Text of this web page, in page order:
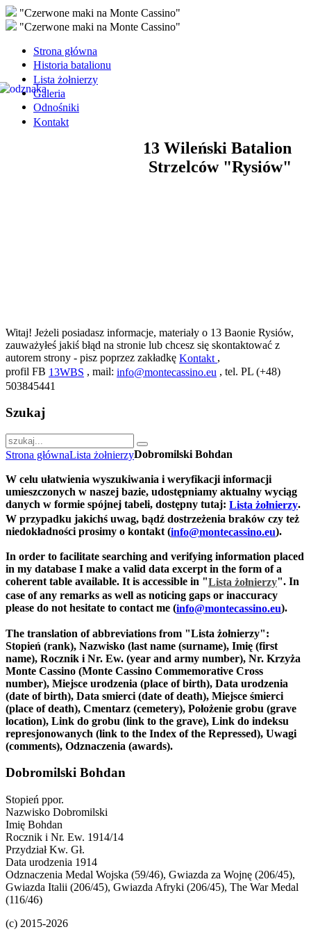
"Czerwone maki na Monte Cassino"
"Czerwone maki na Monte Cassino"
Strona główna
Historia batalionu
Lista żołnierzy
Galeria
Odnośniki
Kontakt
13 Wileński Batalion
Strzelców "Rysiów"
Witaj! Jeżeli posiadasz informacje, materiały o 13 Baonie Rysiów,
zauważyłeś jakiś błąd na stronie lub chcesz się skontaktować z
autorem strony - pisz poprzez zakładkę Kontakt ,
profil FB 13WBS , mail: info@montecassino.eu , tel. PL (+48)
503845441
Szukaj
Strona głównaLista żołnierzyDobromilski Bohdan
W celu ułatwienia wyszukiwania i weryfikacji informacji
umieszczonych w naszej bazie, udostępniamy aktualny wyciąg
danych w formie spójnej tabeli, dostępny tutaj: Lista żołnierzy.
W przypadku jakichś uwag, bądź dostrzeżenia braków czy też
niedokładności prosimy o kontakt (info@montecassino.eu).
In order to facilitate searching and verifying information placed
in my database I make a valid data excerpt in the form of a
coherent table available. It is accessible in "Lista żołnierzy". In
case of any remarks as well as noticing gaps or inaccuracy
please do not hesitate to contact me (info@montecassino.eu).
The translation of abbreviations from "Lista żołnierzy":
Stopień (rank), Nazwisko (last name (surname), Imię (first
name), Rocznik i Nr. Ew. (year and army number), Nr. Krzyża
Monte Cassino (Monte Cassino Commemorative Cross
number), Miejsce urodzenia (place of birth), Data urodzenia
(date of birth), Data smierci (date of death), Miejsce śmierci
(place of death), Cmentarz (cemetery), Położenie grobu (grave
location), Link do grobu (link to the grave), Link do indeksu
represjonowanych (link to the Index of the Repressed), Uwagi
(comments), Odznaczenia (awards).
Dobromilski Bohdan
Stopień ppor.
Nazwisko Dobromilski
Imię Bohdan
Rocznik i Nr. Ew. 1914/14
Przydział Kw. Gł.
Data urodzenia 1914
Odznaczenia Medal Wojska (59/46), Gwiazda za Wojnę (206/45),
Gwiazda Italii (206/45), Gwiazda Afryki (206/45), The War Medal
(116/46)
(c) 2015-2026